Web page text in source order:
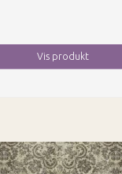
Vis produkt